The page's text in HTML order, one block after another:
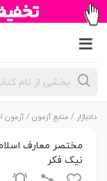
جستجوی
محصولات
دادبازار / منابع آزمون /آزمون
مختصر معارف
نیک فکر